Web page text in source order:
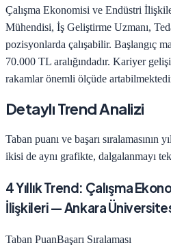
Çalışma Ekonomisi ve Endüstri
Mühendisi, İş Geliştirme Uzmanı,
pozisyonlarda çalışabilir. Başlangıç
70.000 TL aralığındadır. Kariyer
rakamlar önemli ölçüde
Detaylı Trend Analizi
Taban puanı ve başarı
ikisi de aynı grafikte, dalgalanmayı
4Yıllık Trend: Çalışma
İlişkileri—Ankara
Taban PuanBaşarı Sıralaması